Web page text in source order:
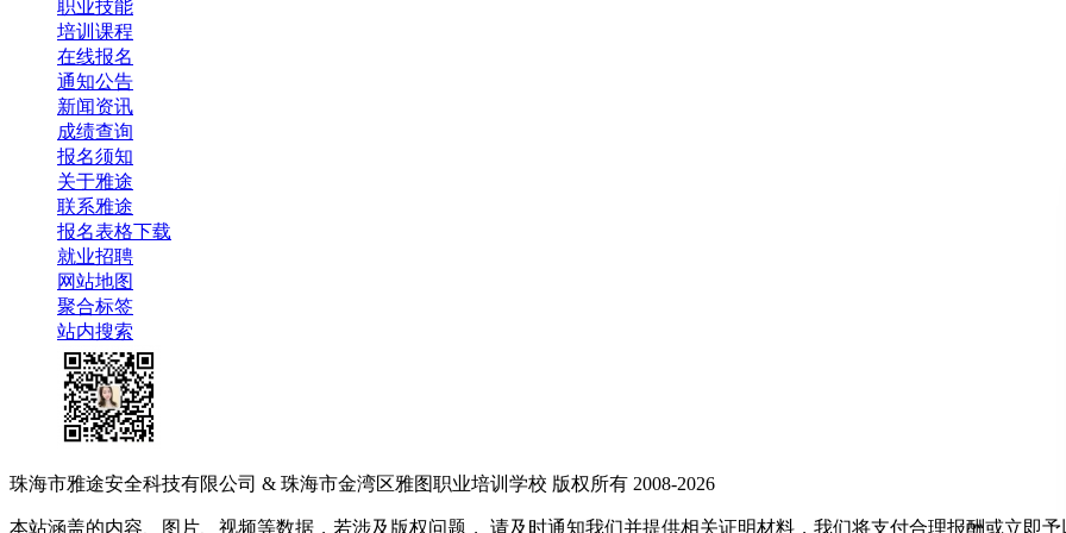
职业技能
培训课程
在线报名
通知公告
新闻资讯
成绩查询
报名须知
关于雅途
联系雅途
报名表格下载
就业招聘
网站地图
聚合标签
站内搜索
珠海市雅途安全科技有限公司 & 珠海市金湾区雅图职业培训学校 版权所有 2008-2026
本站涵盖的内容、图片、视频等数据，若涉及版权问题， 请及时通知我们并提供相关证明材料，我们将支付合理报酬或立即